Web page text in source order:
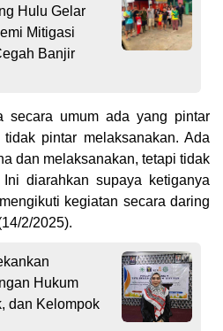
Hulu Gelar
Mitigasi
Banjir
secara umum ada yang pintar
pintar melaksanakan. Ada
dan melaksanakan, tetapi tidak
diarahkan supaya ketiganya
kegiatan secara daring
2/2025).
Hukum
dan Kelompok